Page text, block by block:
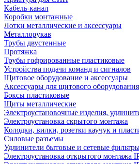
Кабель-канал
Коробки монтажные
Лотки металлические и аксессуары
Металлорукав
Трубы двустенные
Протяжка
Трубы гофрированные пластиковые
Устройства подачи команд и сигналов
Щитовое оборудование и аксессуары
Аксессуары для щитового оборудования
Боксы пластиковые
Щиты металлические
Электроустановочные изделия,
Электроустановка скрытого монтажа
Колодки, вилки, розетки каучук и
Силовые разъемы
Удлинители бытовые и сетевые
Электроустановка открытого монтажа